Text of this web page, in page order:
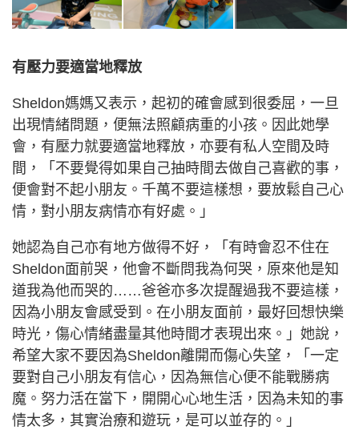
有壓力要適當地釋放
Sheldon媽媽又表示，起初的確會感到很委屈，一旦
出現情緒問題，便無法照顧病重的小孩。因此她學
會，有壓力就要適當地釋放，亦要有私人空間及時
間，「不要覺得如果自己抽時間去做自己喜歡的事，
便會對不起小朋友。千萬不要這樣想，要放鬆自己心
情，對小朋友病情亦有好處。」
她認為自己亦有地方做得不好，「有時會忍不住在
Sheldon面前哭，他會不斷問我為何哭，原來他是知
道我為他而哭的……爸爸亦多次提醒過我不要這樣，
因為小朋友會感受到。在小朋友面前，最好回想快樂
時光，傷心情緒盡量其他時間才表現出來。」她說，
希望大家不要因為Sheldon離開而傷心失望，「一定
要對自己小朋友有信心，因為無信心便不能戰勝病
魔。努力活在當下，開開心心地生活，因為未知的事
情太多，其實治療和遊玩，是可以並存的。」